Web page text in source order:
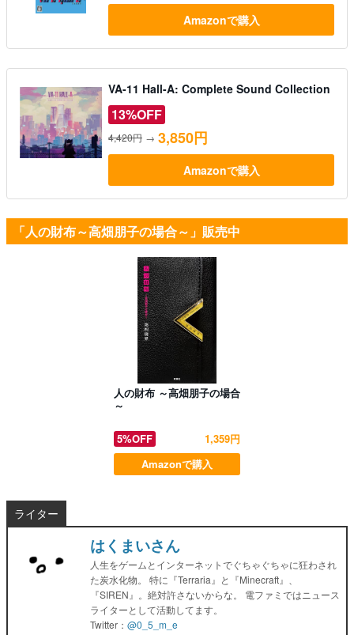
Amazonで購入
VA-11 Hall-A: Complete Sound Collection
13%OFF
4,420円 → 3,850円
Amazonで購入
「人の財布～高畑朋子の場合～」販売中
人の財布 ～高畑朋子の場合
～
5%OFF
1,359円
Amazonで購入
ライター
はくまいさん
人生をゲームとインターネットでぐちゃぐちゃに狂わされ
た炭水化物。 特に『Terraria』と『Minecraft』、
『SIREN』。絶対許さないからな。 電ファミではニュース
ライターとして活動してます。
Twitter： @0_5_m_e